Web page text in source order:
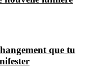
que tu